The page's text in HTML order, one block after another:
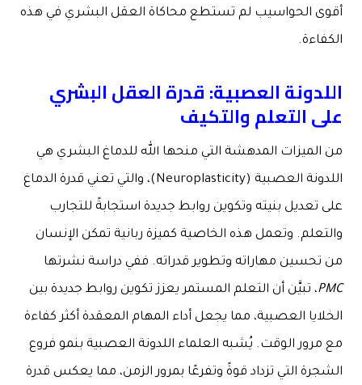
أقوى الحواسيب لم تستطع محاكاة العقل البشري في هذه
الكفاءة.
اللدونة العصبية: قدرة العقل البشري
على التعلم والتكيف
من الميزات المدهشة التي منحها الله للدماغ البشري هي
اللدونة العصبية (Neuroplasticity)، والتي تعني قدرة الدماغ
على تعديل بنيته وتكوين روابط جديدة استجابةً للتجارب
والتعلم. وتعمل هذه الخاصية كميزة ربانية تمكن الإنسان
من تحسين مهاراته وتطوير قدراته. ففي دراسة نشرتها
PMC، تبيَّن أن التعلم المستمر يعزز تكوين روابط جديدة بين
الخلايا العصبية، مما يجعل أداء المهام المعقدة أكثر كفاءة
مع مرور الوقت. يُشبه العلماء اللدونة العصبية بنمو فروع
الشجرة التي تزداد قوةً وتفرعًا بمرور الزمن، مما يعكس قدرة